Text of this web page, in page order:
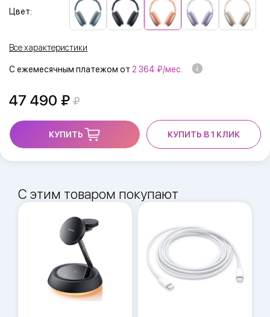
Цвет:
Все характеристики
С ежемесячным платежом от 2 364 ₽/мес.
47 490
КУПИТЬ КУПИТЬ В 1 КЛИК
С этим товаром покупают